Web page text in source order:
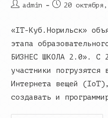
Postadmin
Запись
20
«IT-Куб.Норильск»
этапа
БИЗНЕС ШКОЛА 2.0». С
участники погрузятся
Интернета вещей
создавать и